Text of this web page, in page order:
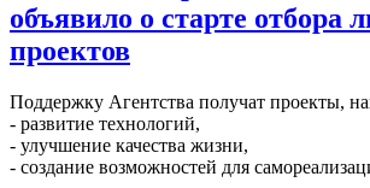
объявило о старте отбора
проектов
Поддержку Агентства получат проекты,
- развитие технологий,
- улучшение качества жизни,
- создание возможностей для